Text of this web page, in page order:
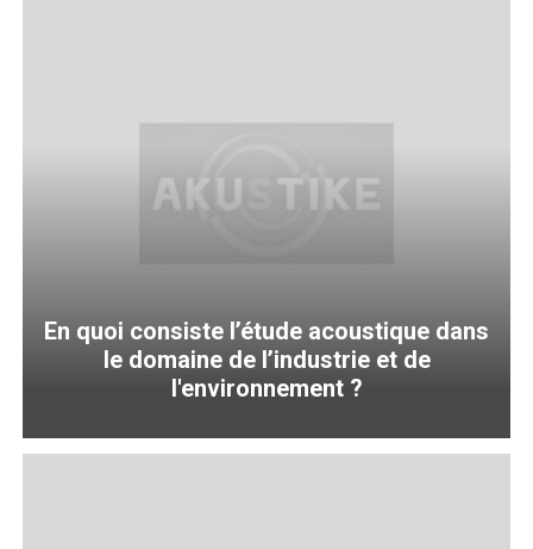
En quoi consiste l’étude acoustique dans
le domaine de l’industrie et de
l'environnement ?